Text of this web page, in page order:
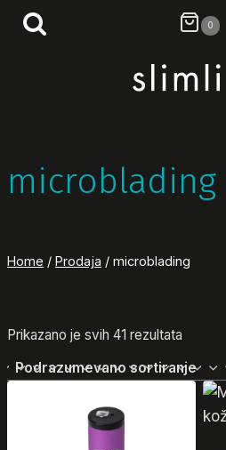
Skip
0
microblading
Home / Prodaja / microblading
Prikazano je svih 41 rezultata